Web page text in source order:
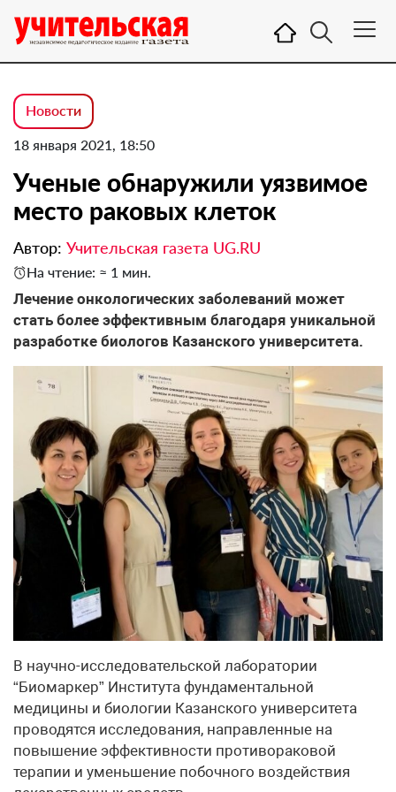
Новости
18 января 2021, 18:50
Ученые обнаружили уязвимое
место раковых клеток
Автор: Учительская газета UG.RU
На чтение: ≈ 1 мин.
Лечение онкологических заболеваний может
стать более эффективным благодаря уникальной
разработке биологов Казанского университета.
В научно-исследовательской лаборатории
“Биомаркер” Института фундаментальной
медицины и биологии Казанского университета
проводятся исследования, направленные на
повышение эффективности противораковой
терапии и уменьшение побочного воздействия